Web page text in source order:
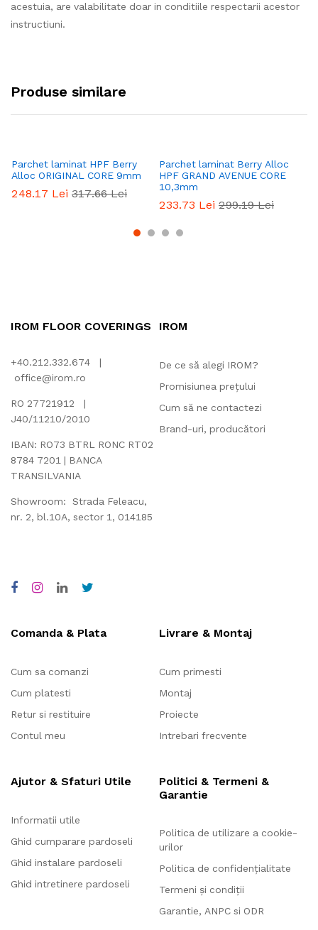
acestuia, are valabilitate doar in conditiile respectarii acestor
instructiuni.
Produse similare
Parchet laminat HPF Berry
Alloc ORIGINAL CORE 9mm
248.17 Lei 317.66 Lei
Parchet laminat Berry Alloc
HPF GRAND AVENUE CORE
10,3mm
233.73 Lei 299.19 Lei
IROM FLOOR COVERINGS
+40.212.332.674 |
office@irom.ro
RO 27721912 |
J40/11210/2010
IBAN: RO73 BTRL RONC RT02
8784 7201 | BANCA
TRANSILVANIA
Showroom: Strada Feleacu,
nr. 2, bl.10A, sector 1, 014185
IROM
De ce să alegi IROM?
Promisiunea prețului
Cum să ne contactezi
Brand-uri, producători
Comanda & Plata
Cum sa comanzi
Cum platesti
Retur si restituire
Contul meu
Livrare & Montaj
Cum primesti
Montaj
Proiecte
Intrebari frecvente
Ajutor & Sfaturi Utile
Informatii utile
Ghid cumparare pardoseli
Ghid instalare pardoseli
Ghid intretinere pardoseli
Politici & Termeni &
Garantie
Politica de utilizare a cookie-
urilor
Politica de confidențialitate
Termeni și condiții
Garantie, ANPC si ODR